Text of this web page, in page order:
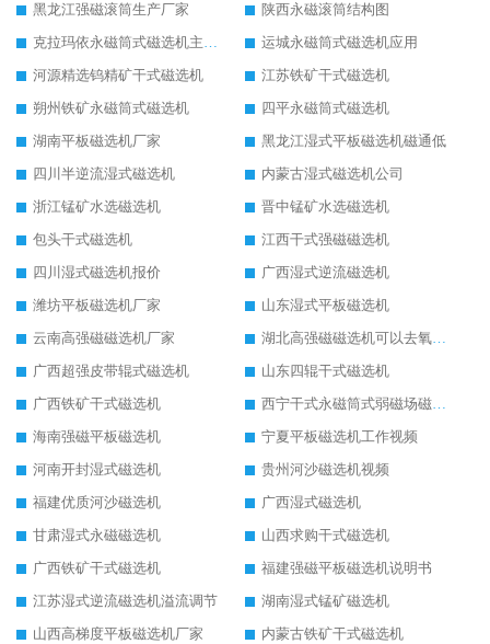
黑龙江强磁滚筒生产厂家
陕西永磁滚筒结构图
克拉玛依永磁筒式磁选机主要技术参数
运城永磁筒式磁选机应用
河源精选钨精矿干式磁选机
江苏铁矿干式磁选机
朔州铁矿永磁筒式磁选机
四平永磁筒式磁选机
湖南平板磁选机厂家
黑龙江湿式平板磁选机磁通低
四川半逆流湿式磁选机
内蒙古湿式磁选机公司
浙江锰矿水选磁选机
晋中锰矿水选磁选机
包头干式磁选机
江西干式强磁磁选机
四川湿式磁选机报价
广西湿式逆流磁选机
潍坊平板磁选机厂家
山东湿式平板磁选机
云南高强磁磁选机厂家
湖北高强磁磁选机可以去氧化铝
广西超强皮带辊式磁选机
山东四辊干式磁选机
广西铁矿干式磁选机
西宁干式永磁筒式弱磁场磁选机结构图
海南强磁平板磁选机
宁夏平板磁选机工作视频
河南开封湿式磁选机
贵州河沙磁选机视频
福建优质河沙磁选机
广西湿式磁选机
甘肃湿式永磁磁选机
山西求购干式磁选机
广西铁矿干式磁选机
福建强磁平板磁选机说明书
江苏湿式逆流磁选机溢流调节
湖南湿式锰矿磁选机
山西高梯度平板磁选机厂家
内蒙古铁矿干式磁选机